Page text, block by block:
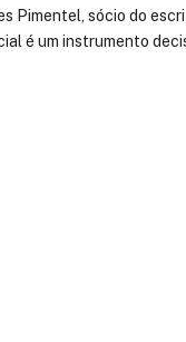
Pimentel, sócio do
é um instrumento